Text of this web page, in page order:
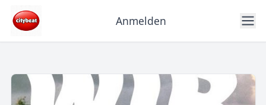
Anmelden